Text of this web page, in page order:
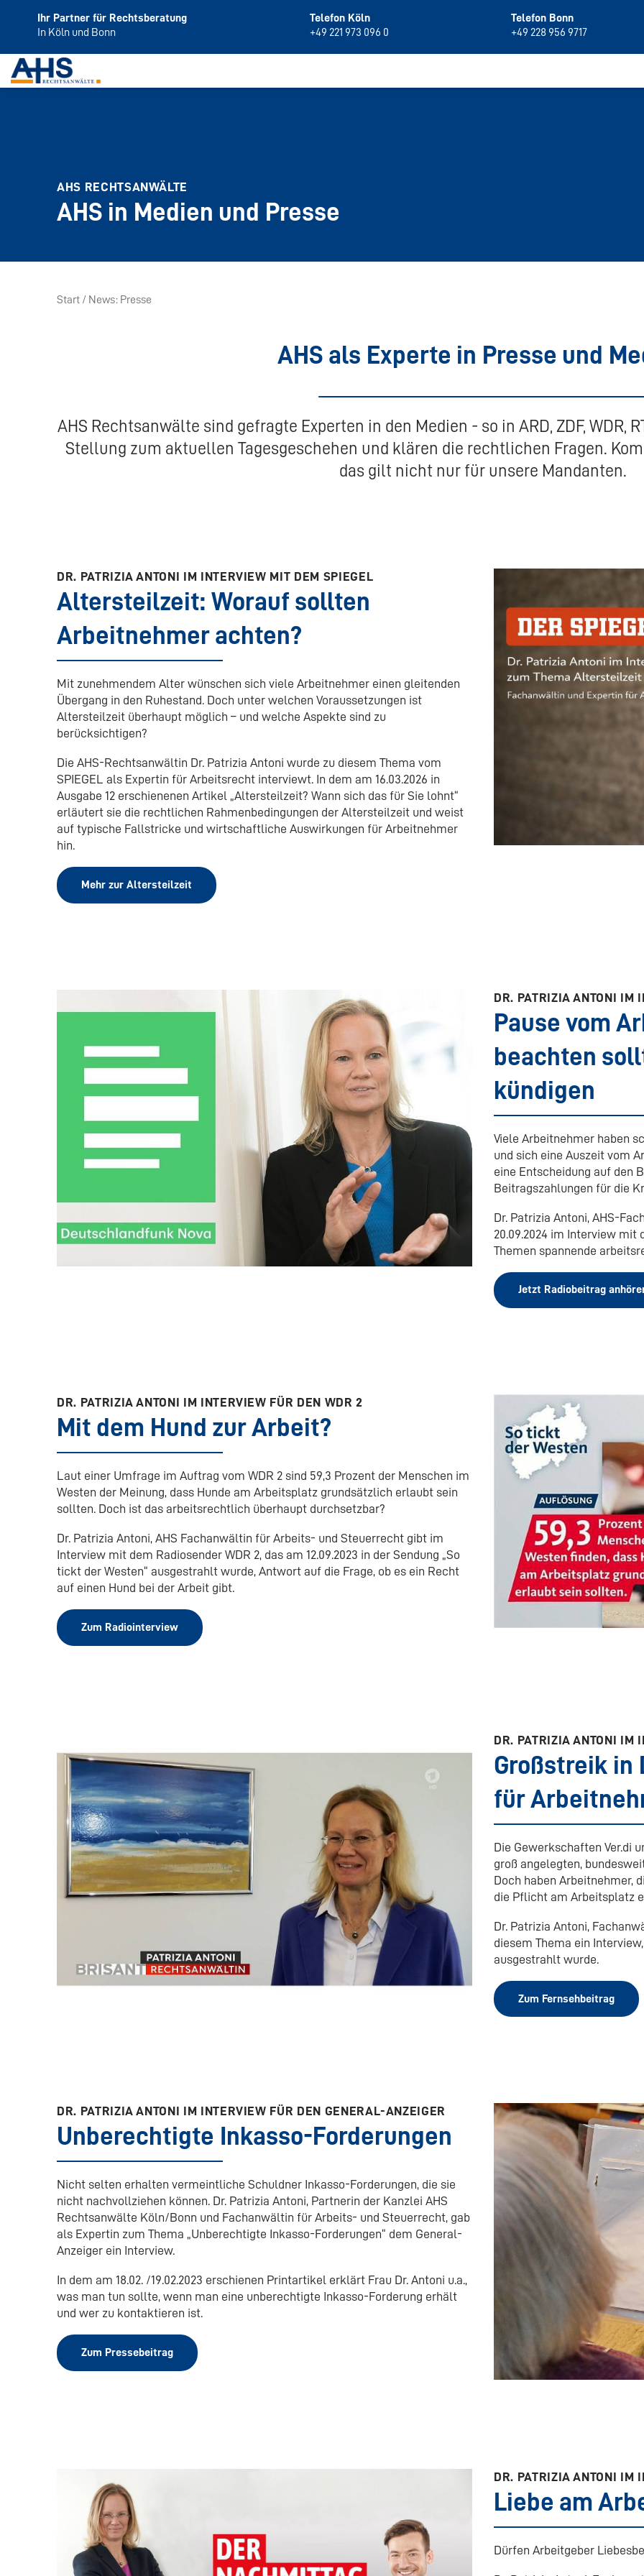
Ihr Partner für Rechtsberatung
In Köln und Bonn
Telefon Köln
+49 221 973 096 0
Telefon Bonn
+49 228 956 9717
AHS RECHTSANWÄLTE
AHS in Medien und Presse
Start News Presse
AHS als Experte in Presse und
AHS Rechtsanwälte sind gefragte Experten in den Medien - so in ARD, ZDF, WDR,
Stellung zum aktuellen Tagesgeschehen und klären die rechtlichen Fragen.
das gilt nicht nur für unsere Mandanten.
DR. PATRIZIA ANTONI IM INTERVIEW MIT DEM SPIEGEL
Altersteilzeit: Worauf sollten
Arbeitnehmer achten?
Mit zunehmendem Alter wünschen sich viele Arbeitnehmer einen gleitenden
Übergang in den Ruhestand. Doch unter welchen Voraussetzungen ist
Altersteilzeit überhaupt möglich – und welche Aspekte sind zu
berücksichtigen?
Die AHS-Rechtsanwältin Dr. Patrizia Antoni wurde zu diesem Thema vom
SPIEGEL als Expertin für Arbeitsrecht interviewt. In dem am 16.03.2026 in
Ausgabe 12 erschienenen Artikel „Altersteilzeit? Wann sich das für Sie lohnt“
erläutert sie die rechtlichen Rahmenbedingungen der Altersteilzeit und weist
auf typische Fallstricke und wirtschaftliche Auswirkungen für Arbeitnehmer
hin.
Mehr zur Altersteilzeit
DR. PATRIZIA ANTONI IM
Pause vom
beachten
kündigen
Viele Arbeitnehmer haben
und sich eine Auszeit vom
eine Entscheidung auf den
Beitragszahlungen für die
Dr. Patrizia Antoni, AHS-
20.09.2024 im Interview mit
Themen spannende
Jetzt Radiobeitrag
DR. PATRIZIA ANTONI IM INTERVIEW FÜR DEN WDR 2
Mit dem Hund zur Arbeit?
Laut einer Umfrage im Auftrag vom WDR 2 sind 59,3 Prozent der Menschen im
Westen der Meinung, dass Hunde am Arbeitsplatz grundsätzlich erlaubt sein
sollten. Doch ist das arbeitsrechtlich überhaupt durchsetzbar?
Dr. Patrizia Antoni, AHS Fachanwältin für Arbeits- und Steuerrecht gibt im
Interview mit dem Radiosender WDR 2, das am 12.09.2023 in der Sendung „So
tickt der Westen“ ausgestrahlt wurde, Antwort auf die Frage, ob es ein Recht
auf einen Hund bei der Arbeit gibt.
Zum Radiointerview
DR. PATRIZIA ANTONI IM
Großstreik in
für
Die Gewerkschaften Ver.di
groß angelegten,
Doch haben Arbeitnehmer,
die Pflicht am Arbeitsplatz
Dr. Patrizia Antoni,
diesem Thema ein
ausgestrahlt wurde.
Zum Fernsehbeitrag
DR. PATRIZIA ANTONI IM INTERVIEW FÜR DEN GENERAL-ANZEIGER
Unberechtigte Inkasso-Forderungen
Nicht selten erhalten vermeintliche Schuldner Inkasso-Forderungen, die sie
nicht nachvollziehen können. Dr. Patrizia Antoni, Partnerin der Kanzlei AHS
Rechtsanwälte Köln/Bonn und Fachanwältin für Arbeits- und Steuerrecht, gab
als Expertin zum Thema „Unberechtigte Inkasso-Forderungen“ dem General-
Anzeiger ein Interview.
In dem am 18.02. /19.02.2023 erschienen Printartikel erklärt Frau Dr. Antoni u.a.,
was man tun sollte, wenn man eine unberechtigte Inkasso-Forderung erhält
und wer zu kontaktieren ist.
Zum Pressebeitrag
DR. PATRIZIA ANTONI IM
Liebe am
Dürfen Arbeitgeber